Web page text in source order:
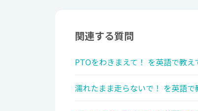
関連する質問
PTOをわきまえて！ を英語で教え
濡れたまま走らないで！ を英語で